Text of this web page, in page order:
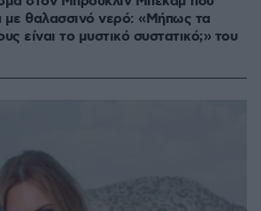
με θαλασσινό νερό: «Μήπως τα
είναι το μυστικό συστατικό;» του